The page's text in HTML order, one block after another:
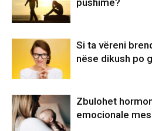
pushime?
Si ta vëreni
nëse dikush po
Zbulohet
emocionale